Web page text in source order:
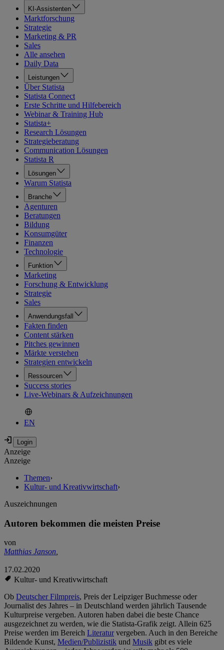
KI-Assistenten
Marktforschung
Strategie
Marketing & PR
Sales
Alle ansehen
Daily Data
Leistungen
Über Statista
Statista Connect
Erste Schritte und Hilfebereich
Webinar & Training Hub
Statista+
Research Lösungen
Strategieberatung
Communication Lösungen
Statista R
Lösungen
Warum Statista
Branche
Agenturen
Beratungen
Bildung
Konsumgüter
Finanzen
Technologie
Funktion
Marketing
Forschung & Entwicklung
Strategie
Sales
Anwendungsfall
Fakten finden
Content stärken
Pitches gewinnen
Märkte verstehen
Strategien entwickeln
Ressourcen
Success stories
Live-Webinars & Aufzeichnungen
EN
Anzeige
Anzeige
Themen›
Kultur- und Kreativwirtschaft›
Auszeichnungen
Autoren bekommen die meisten Preise
von
Matthias Janson,
17.02.2020
Kultur- und Kreativwirtschaft
Ob Deutscher Filmpreis, Preis der Leipziger Buchmesse oder
Journalist des Jahres – in Deutschland werden jährlich Tausende
Kulturpreise vergeben. Autoren haben dabei die beste Chance
ausgezeichnet zu werden, wie die Statista-Grafik zeigt. Allein 625
Preise werden im Bereich Literaturvergeben. Auch in den Bereiche
Bildende Kunst, Medien/Publizistik und Musik gibt es viele